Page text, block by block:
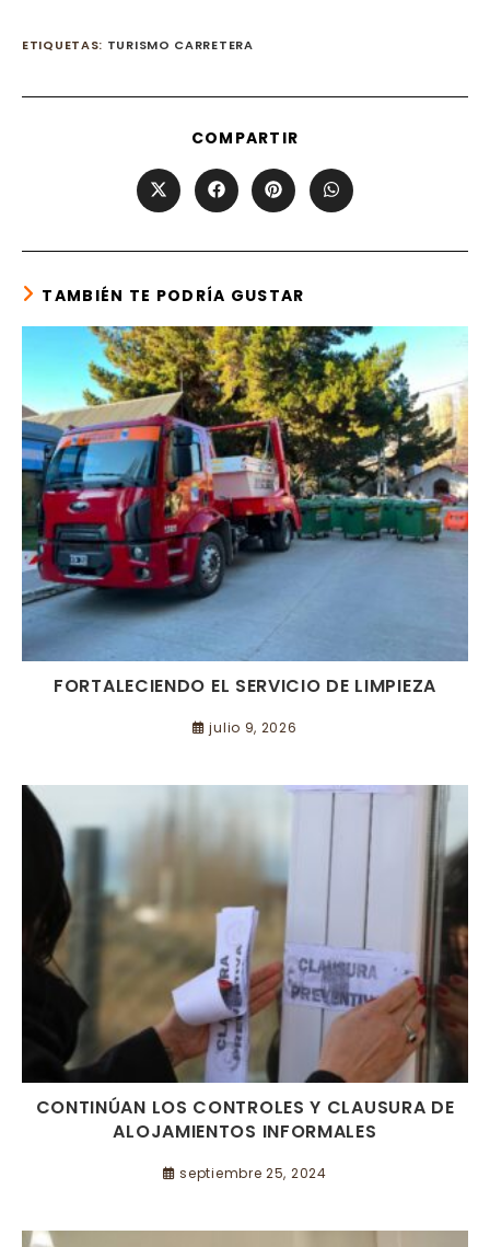
ETIQUETAS: TURISMO CARRETERA
COMPARTIR
CONTENT
Opens
in
window
Opens
in
window
Opens
in
window
Opens
in
window
TAMBIÉN TE PODRÍA GUSTAR
FORTALECIENDO EL SERVICIO DE LIMPIEZA
julio 9, 2026
CONTINÚAN LOS CONTROLES Y CLAUSURA DE
ALOJAMIENTOS INFORMALES
septiembre 25, 2024